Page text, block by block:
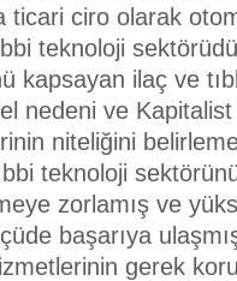
ticari ciro olarak
teknoloji
kapsayan ilaç ve
nedeni ve
niteliğini
teknoloji
zorlamış ve
başarıya
gerek